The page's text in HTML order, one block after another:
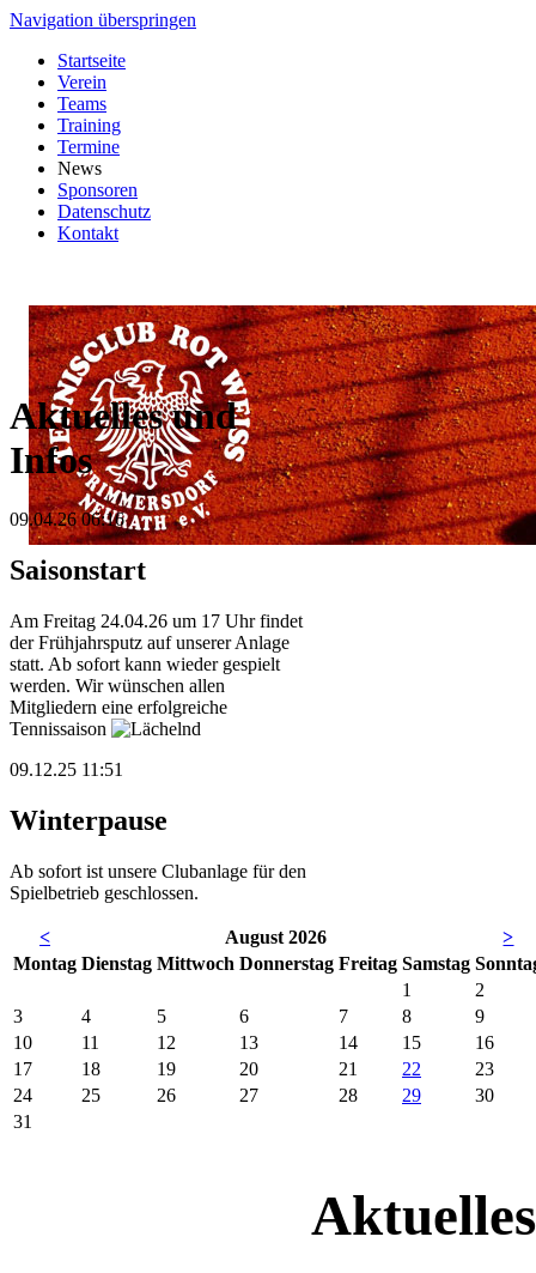
Navigation überspringen
Startseite
Verein
Teams
Training
Termine
News
Sponsoren
Datenschutz
Kontakt
Aktuelles und
Infos
09.04.26 06:16
Saisonstart
Am Freitag 24.04.26 um 17 Uhr findet
der Frühjahrsputz auf unserer Anlage
statt. Ab sofort kann wieder gespielt
werden. Wir wünschen allen
Mitgliedern eine erfolgreiche
Tennissaison
09.12.25 11:51
Winterpause
Ab sofort ist unsere Clubanlage für den
Spielbetrieb geschlossen.
< August 2026
>
Montag Dienstag Mittwoch Donnerstag Freitag Samstag So
1
2
3
4 5 6 7 8
9
10
11 12 13 14 15
16
17
18 19 20 21 22
23
24
25 26 27 28 29
30
31